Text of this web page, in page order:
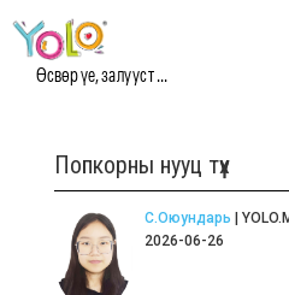
Өсвөр үе, залууст ...
Попкорны нууц түүх
С.Оюундарь |
2026-06-26